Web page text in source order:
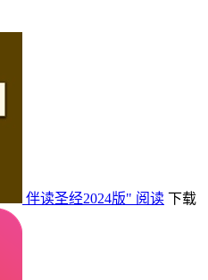
伴读圣经2024版" 阅读 下载